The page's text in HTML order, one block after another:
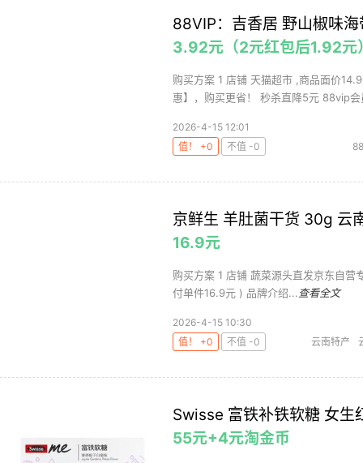
88VIP：吉香居 野山椒味
3.92元（2元红包后1.92元
购买方案 1 店铺 天猫超市 ,商品面价
惠】，购买更省！ 秒杀直降5元 88vip
2026-4-15 12:01
值！ +0
不值 -0
京鲜生 羊肚菌干货 30g 云
16.9元
购买方案 1 店铺 蔬菜源头直发京东自
付单件16.9元 ) 品牌介绍... 查看全文
2026-4-15 10:30
值！ +0
不值 -0 云南特产
Swisse 富铁补铁软糖 女生
55元+4元淘金币